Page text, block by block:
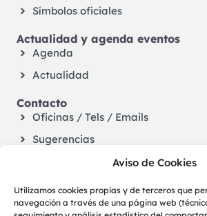
Aviso de Cookies
Utilizamos cookies propias y de terceros que
navegación a través de una página web
Símbolos oficiales
Actualidad y agenda eventos
Agenda
Actualidad
Contacto
Oficinas / Tels / Emails
Sugerencias